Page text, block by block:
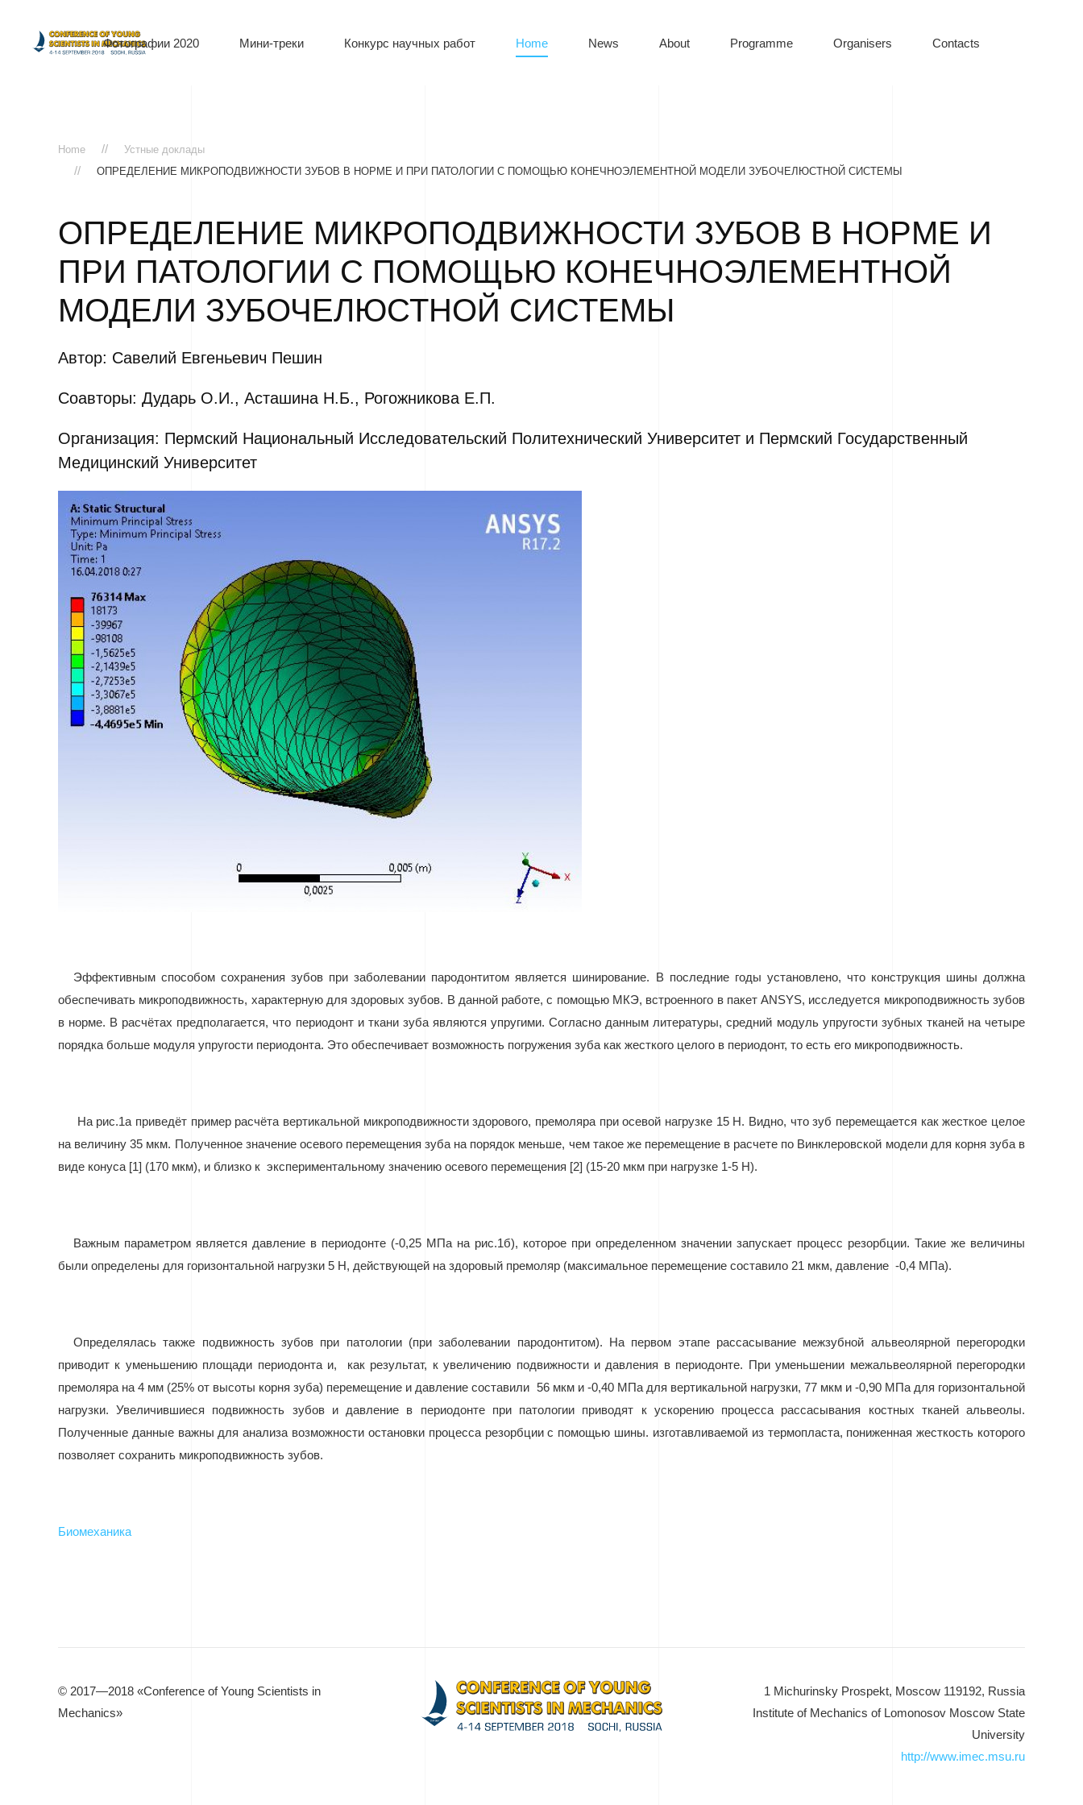
Фотографии 2020 Мини-треки Конкурс научных работ Home News About Programme Organisers Contacts
Home
Устные доклады
ОПРЕДЕЛЕНИЕ МИКРОПОДВИЖНОСТИ ЗУБОВ В НОРМЕ И ПРИ ПАТОЛОГИИ С ПОМОЩЬЮ КОНЕЧНОЭЛЕМЕНТНОЙ МОДЕЛИ ЗУБОЧЕЛЮСТНОЙ СИСТЕМЫ
ОПРЕДЕЛЕНИЕ МИКРОПОДВИЖНОСТИ ЗУБОВ В НОРМЕ И
ПРИ ПАТОЛОГИИ С ПОМОЩЬЮ КОНЕЧНОЭЛЕМЕНТНОЙ
МОДЕЛИ ЗУБОЧЕЛЮСТНОЙ СИСТЕМЫ
Автор: Савелий Евгеньевич Пешин
Соавторы: Дударь О.И., Асташина Н.Б., Рогожникова Е.П.
Организация: Пермский Национальный Исследовательский Политехнический Университет и Пермский Государственный
Медицинский Университет
Эффективным способом сохранения зубов при заболевании пародонтитом является шинирование. В последние годы установлено, что конструкция шины должна
обеспечивать микроподвижность, характерную для здоровых зубов. В данной работе, с помощью МКЭ, встроенного в пакет ANSYS, исследуется микроподвижность зубов
в норме. В расчётах предполагается, что периодонт и ткани зуба являются упругими. Согласно данным литературы, средний модуль упругости зубных тканей на четыре
порядка больше модуля упругости периодонта. Это обеспечивает возможность погружения зуба как жесткого целого в периодонт, то есть его микроподвижность.
На рис.1а приведёт пример расчёта вертикальной микроподвижности здорового, премоляра при осевой нагрузке 15 Н. Видно, что зуб перемещается как жесткое целое
на величину 35 мкм. Полученное значение осевого перемещения зуба на порядок меньше, чем такое же перемещение в расчете по Винклеровской модели для корня зуба в
виде конуса [1] (170 мкм), и близко к экспериментальному значению осевого перемещения [2] (15-20 мкм при нагрузке 1-5 Н).
Важным параметром является давление в периодонте (-0,25 МПа на рис.1б), которое при определенном значении запускает процесс резорбции. Такие же величины
были определены для горизонтальной нагрузки 5 Н, действующей на здоровый премоляр (максимальное перемещение составило 21 мкм, давление -0,4 МПа).
Определялась также подвижность зубов при патологии (при заболевании пародонтитом). На первом этапе рассасывание межзубной альвеолярной перегородки
приводит к уменьшению площади периодонта и,
как результат, к увеличению подвижности и давления в периодонте. При уменьшении межальвеолярной перегородки
премоляра на 4 мм (25% от высоты корня зуба) перемещение и давление составили 56 мкм и -0,40 МПа для вертикальной нагрузки, 77 мкм и -0,90 МПа для горизонтальной
нагрузки. Увеличившиеся подвижность зубов и давление в периодонте при патологии приводят к ускорению процесса рассасывания костных тканей альвеолы.
Полученные данные важны для анализа возможности остановки процесса резорбции с помощью шины. изготавливаемой из термопласта, пониженная жесткость которого
позволяет сохранить микроподвижность зубов.
Биомеханика
© 2017—2018 «Conference of Young Scientists in
Mechanics»
1 Michurinsky Prospekt, Moscow 119192, Russia
Institute of Mechanics of Lomonosov Moscow State
University
http://www.imec.msu.ru